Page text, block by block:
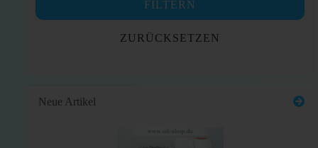
FILTERN
ZURÜCKSETZEN
Neue Artikel